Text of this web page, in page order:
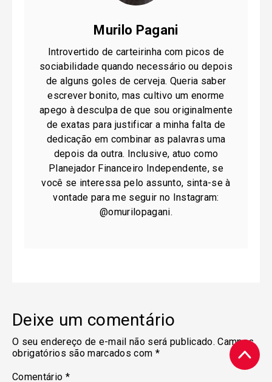
Murilo Pagani
Introvertido de carteirinha com picos de
sociabilidade quando necessário ou depois
de alguns goles de cerveja. Queria saber
escrever bonito, mas cultivo um enorme
apego à desculpa de que sou originalmente
de exatas para justificar a minha falta de
dedicação em combinar as palavras uma
depois da outra. Inclusive, atuo como
Planejador Financeiro Independente, se
você se interessa pelo assunto, sinta-se à
vontade para me seguir no Instagram:
@omurilopagani.
Deixe um comentário
O seu endereço de e-mail não será publicado. Campos
obrigatórios são marcados com *
Comentário *